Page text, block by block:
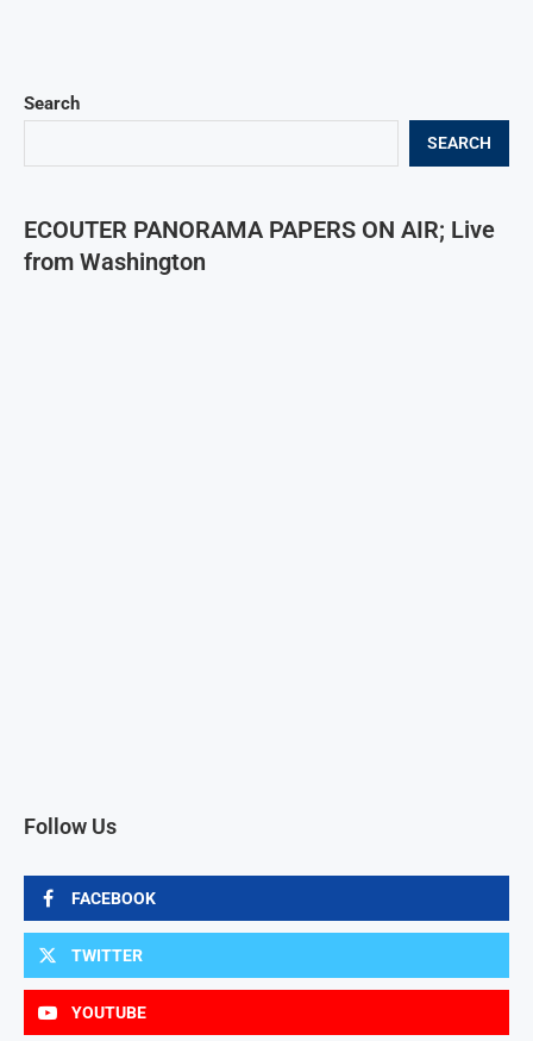
Search
SEARCH
ECOUTER PANORAMA PAPERS ON AIR; Live
from Washington
Follow Us
FACEBOOK
TWITTER
YOUTUBE